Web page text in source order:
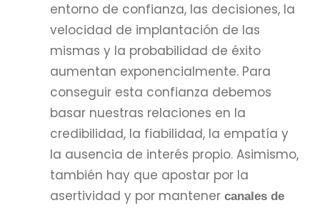
entorno de confianza, las decisiones, la
velocidad de implantación de las
mismas y la probabilidad de éxito
aumentan exponencialmente. Para
conseguir esta confianza debemos
basar nuestras relaciones en la
credibilidad, la fiabilidad, la empatía y
la ausencia de interés propio. Asimismo,
también hay que apostar por la
asertividad y por mantener canales de